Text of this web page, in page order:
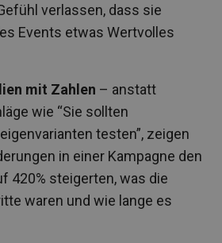
verlassen, dass sie
Events etwas Wertvolles
mit Zahlen – anstatt
wie “Sie sollten
testen”, zeigen
in einer Kampagne den
420% steigerten, was die
waren und wie lange es